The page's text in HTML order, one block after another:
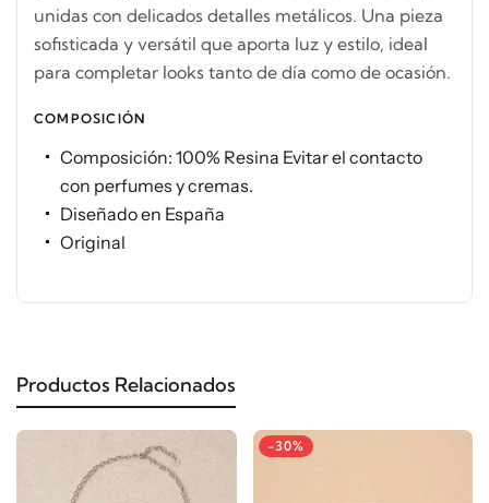
unidas con delicados detalles metálicos. Una pieza
sofisticada y versátil que aporta luz y estilo, ideal
para completar looks tanto de día como de ocasión.
COMPOSICIÓN
Composición: 100% Resina Evitar el contacto
con perfumes y cremas.
Diseñado en España
Original
Productos Relacionados
-30%